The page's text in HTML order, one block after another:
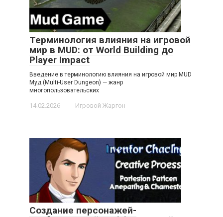
Терминология влияния на игровой
мир в MUD: от World Building до
Player Impact
Введение в терминологию влияния на игровой мир MUD
Муд (Multi-User Dungeon) — жанр
многопользовательских
14.02.2026 Игровой Жаргон
Создание персонажей-